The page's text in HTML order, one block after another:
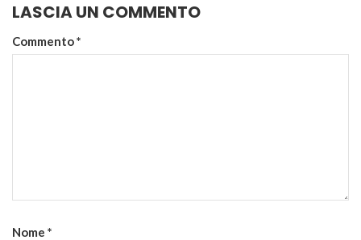
LASCIA UN COMMENTO
Commento*
Nome *